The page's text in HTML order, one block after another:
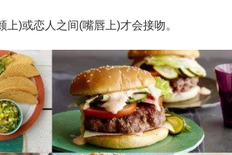
)或恋人之间(嘴唇上)才会接吻。